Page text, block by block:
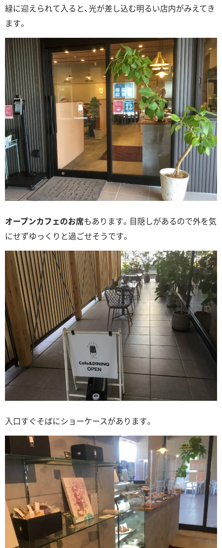
緑に迎えられて入ると、光が差し込む明るい店内がみえてき
ます。
オープンカフェのお席もあります。目隠しがあるので外を気
にせずゆっくりと過ごせそうです。
入口すぐそばにショーケースがあります。